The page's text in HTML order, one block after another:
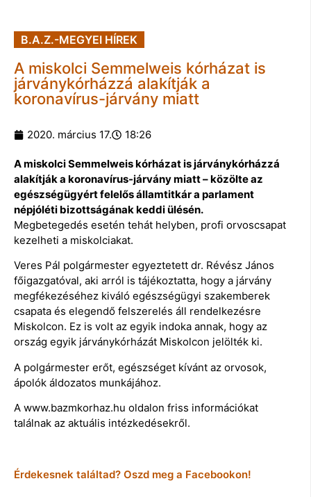
B.A.Z.-MEGYEI HÍREK
A miskolci Semmelweis kórházat is
járványkórházzá alakítják a
koronavírus-járvány miatt
2020. március 17. 18:26
A miskolci Semmelweis kórházat is járványkórházzá
alakítják a koronavírus-járvány miatt – közölte az
egészségügyért felelős államtitkár a parlament
népjóléti bizottságának keddi ülésén.
Megbetegedés esetén tehát helyben, profi orvoscsapat
kezelheti a miskolciakat.
Veres Pál polgármester egyeztetett dr. Révész János
főigazgatóval, aki arról is tájékoztatta, hogy a járvány
megfékezéséhez kiváló egészségügyi szakemberek
csapata és elegendő felszerelés áll rendelkezésre
Miskolcon. Ez is volt az egyik indoka annak, hogy az
ország egyik járványkórházát Miskolcon jelölték ki.
A polgármester erőt, egészséget kívánt az orvosok,
ápolók áldozatos munkájához.
A www.bazmkorhaz.hu oldalon friss információkat
találnak az aktuális intézkedésekről.
Érdekesnek találtad? Oszd meg a Facebookon!